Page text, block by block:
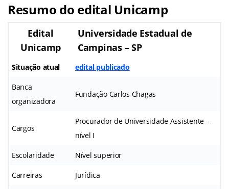
Resumo do edital Unicamp
Edital
Unicamp
Universidade Estadual de
Campinas – SP
Situação atual edital publicado
Banca
organizadora
Fundação Carlos Chagas
Cargos
Procurador de Universidade Assistente –
nível I
Escolaridade Nível superior
Carreiras Jurídica